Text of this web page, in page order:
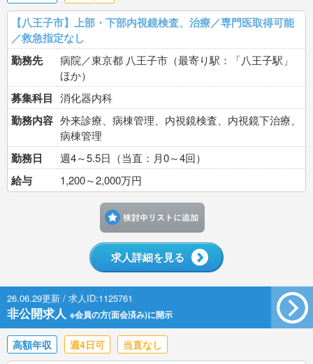
【八王子市】上部・下部内視鏡検査、治療／専門医取得可能
／救急指定なし
勤務先
病院／東京都 八王子市（最寄り駅：「八王子駅」
ほか）
募集科目 消化器内科
勤務内容 外来診療、病棟管理、内視鏡検査、内視鏡下治療、
病棟管理
勤務日 週4～5.5日（当直：月0～4回）
給与 1,200～2,000万円
求人詳細を見る
26.06.29更新 / 求人ID:1125761
非公開求人 ※会員の方(面会済み)に開示
高額年収 週4日可 当直なし